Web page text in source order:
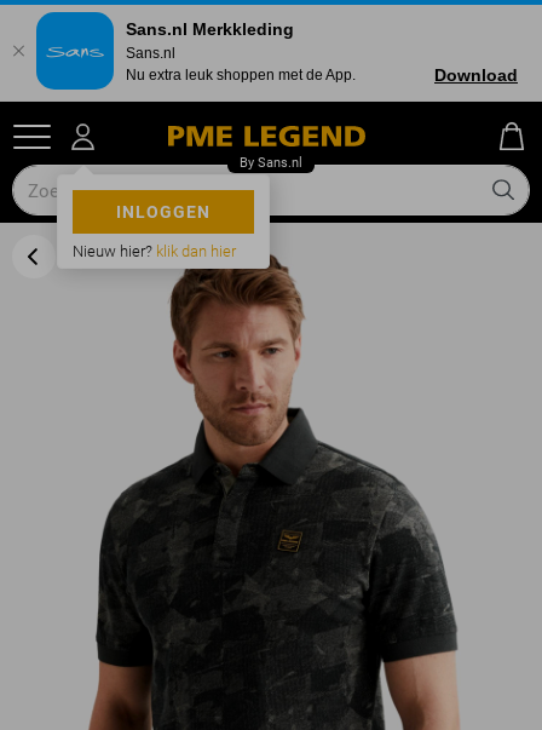
INLOGGEN
Nieuw hier? klik dan hier
Sans.nl Merkkleding
Sans.nl
Nu extra leuk shoppen met de App.
Download